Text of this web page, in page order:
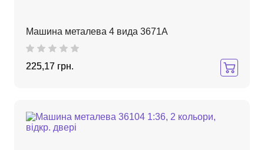
Машина металева 4 вида 3671A
225,17 грн.